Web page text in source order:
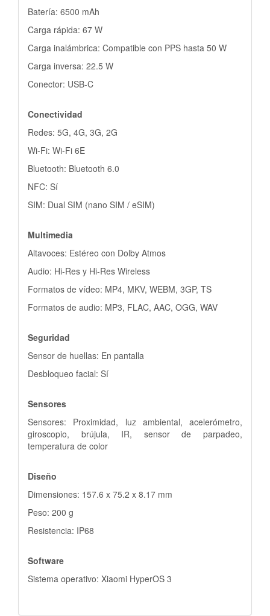
Batería: 6500 mAh
Carga rápida: 67 W
Carga inalámbrica: Compatible con PPS hasta 50 W
Carga inversa: 22.5 W
Conector: USB-C
Conectividad
Redes: 5G, 4G, 3G, 2G
Wi-Fi: Wi-Fi 6E
Bluetooth: Bluetooth 6.0
NFC: Sí
SIM: Dual SIM (nano SIM / eSIM)
Multimedia
Altavoces: Estéreo con Dolby Atmos
Audio: Hi-Res y Hi-Res Wireless
Formatos de vídeo: MP4, MKV, WEBM, 3GP, TS
Formatos de audio: MP3, FLAC, AAC, OGG, WAV
Seguridad
Sensor de huellas: En pantalla
Desbloqueo facial: Sí
Sensores
Sensores: Proximidad, luz ambiental, acelerómetro,
giroscopio, brújula, IR, sensor de parpadeo,
temperatura de color
Diseño
Dimensiones: 157.6 x 75.2 x 8.17 mm
Peso: 200 g
Resistencia: IP68
Software
Sistema operativo: Xiaomi HyperOS 3